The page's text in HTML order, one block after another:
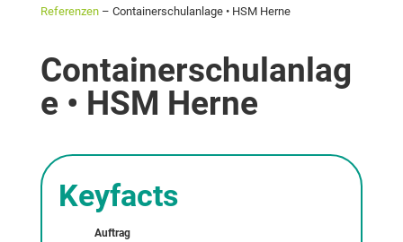
Referenzen– Containerschulanlage • HSM Herne
Containerschulanlag
e • HSM Herne
Keyfacts
Auftrag